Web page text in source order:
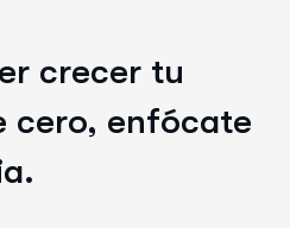
crecer tu
cero, enfócate